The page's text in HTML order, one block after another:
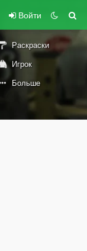
Войти
Раскраски
Игрок
Больше